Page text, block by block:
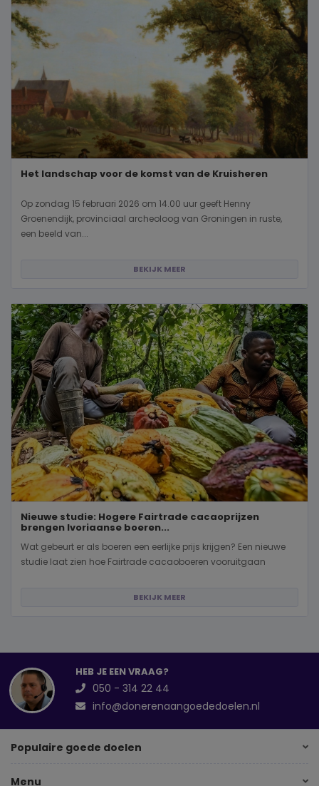
Het landschap voor de komst van de Kruisheren
Op zondag 15 februari 2026 om 14.00 uur geeft Henny
Groenendijk, provinciaal archeoloog van Groningen in ruste,
een beeld van...
BEKIJK MEER
Nieuwe studie: Hogere Fairtrade cacaoprijzen
brengen Ivoriaanse boeren...
Wat gebeurt er als boeren een eerlijke prijs krijgen? Een nieuwe
studie laat zien hoe Fairtrade cacaoboeren vooruitgaan
BEKIJK MEER
HEB JE EEN VRAAG?
050 - 314 22 44
info@donerenaangoededoelen.nl
Populaire goede doelen
Menu